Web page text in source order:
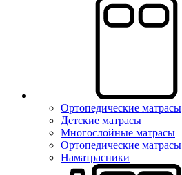
Ортопедические матрасы
Детские матрасы
Многослойные матрасы
Ортопедические матрасы
Наматрасники